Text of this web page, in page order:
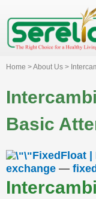
Home > About Us >
Basic
FixedFloat
exchange —